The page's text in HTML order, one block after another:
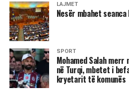
LAJMET
Nesër mbahet
SPORT
Mohamed Salah
në Turqi, mbetet i
kryetarit të komunës